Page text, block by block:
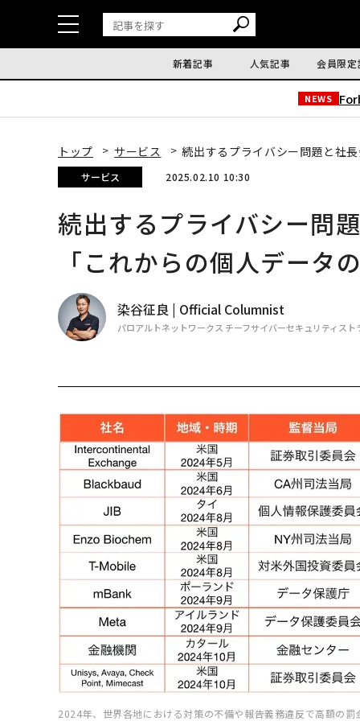
新着記事 人気記事 会員限定
NEWS
トップ サービス 続出するプライバシー問題と社
サービス 2025.02.10 10:30
続出するプライバシー問
「これからの個人データ
染谷征良 | Official Columnist
パロアルトネットワークス チーフサイバーセキュリティスト
2024年、世界各地における対策の不備や報告義務違反で高額の罰